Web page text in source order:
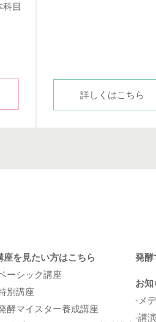
目
詳しくはこちら
座を見たい方はこちら
ーシック講座
別講座
酵マイスター養成講座
発酵
お知
メ
講